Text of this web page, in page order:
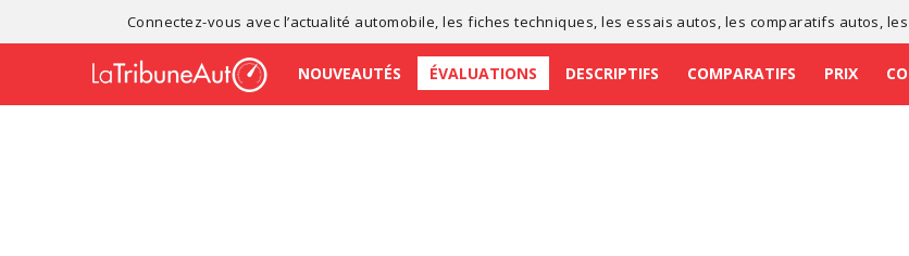
Connectez-vous avec l’actualité automobile , lesfiches techniques , lesessais autos , les comparatifs autos , les
NOUVEAUTÉS ÉVALUATIONS DESCRIPTIFS COMPARATIFS PRIX